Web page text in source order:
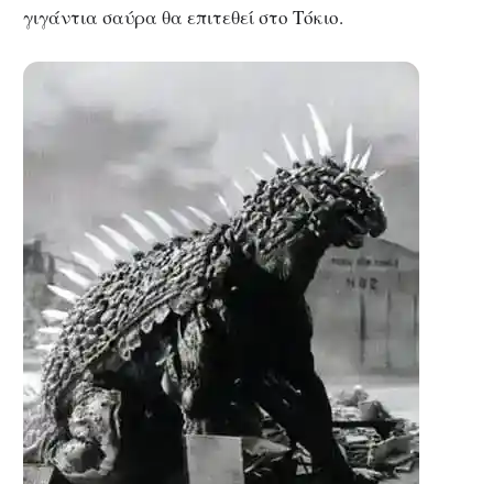
γιγάντια σαύρα θα επιτεθεί στο Τόκιο.